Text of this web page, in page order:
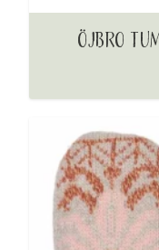
ÖJBRO